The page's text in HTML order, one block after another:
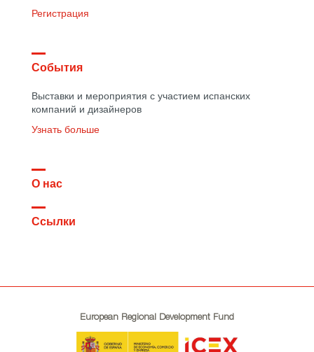
Регистрация
События
Выставки и мероприятия с участием испанских
компаний и дизайнеров
Узнать больше
О нас
Ссылки
European Regional Development Fund